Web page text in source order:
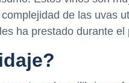
de las uvas
ha prestado durante